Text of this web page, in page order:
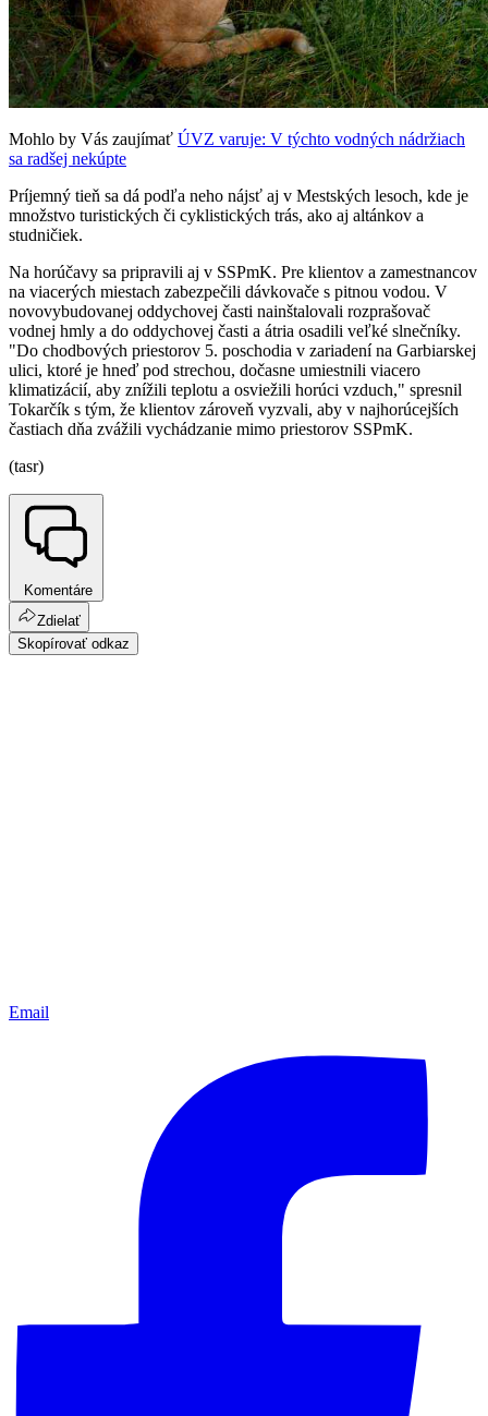
Mohlo by Vás zaujímať ÚVZ varuje: V týchto vodných nádržiach
sa radšej nekúpte
Príjemný tieň sa dá podľa neho nájsť aj v Mestských lesoch, kde je
množstvo turistických či cyklistických trás, ako aj altánkov a
studničiek.
Na horúčavy sa pripravili aj v SSPmK. Pre klientov a zamestnancov
na viacerých miestach zabezpečili dávkovače s pitnou vodou. V
novovybudovanej oddychovej časti nainštalovali rozprašovač
vodnej hmly a do oddychovej časti a átria osadili veľké slnečníky.
"Do chodbových priestorov 5. poschodia v zariadení na Garbiarskej
ulici, ktoré je hneď pod strechou, dočasne umiestnili viacero
klimatizácií, aby znížili teplotu a osviežili horúci vzduch," spresnil
Tokarčík s tým, že klientov zároveň vyzvali, aby v najhorúcejších
častiach dňa zvážili vychádzanie mimo priestorov SSPmK.
(tasr)
Komentáre
Zdielať
Skopírovať odkaz
Email